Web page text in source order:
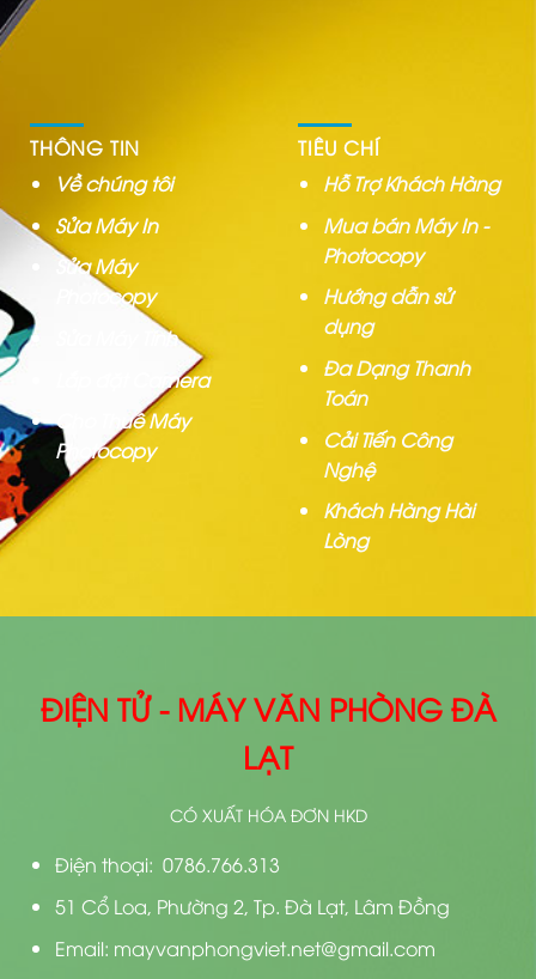
THÔNG TIN
Về chúng tôi
Sửa Máy In
Sửa Máy
Photocopy
Sửa Máy Tính
Lắp đặt Camera
Cho Thuê Máy
Photocopy
TIÊU CHÍ
Hỗ Trợ Khách Hàng
Mua bán Máy In -
Photocopy
Hướng dẫn sử
dụng
Đa Dạng Thanh
Toán
Cải Tiến Công
Nghệ
Khách Hàng Hài
Lòng
ĐIỆN TỬ - MÁY VĂN PHÒNG ĐÀ
LẠT
CÓ XUẤT HÓA ĐƠN HKD
Điện thoại: 0786.766.313
51 Cổ Loa, Phường 2, Tp. Đà Lạt, Lâm Đồng
Email: mayvanphongviet.net@gmail.com